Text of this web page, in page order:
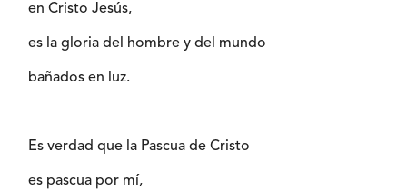
en Cristo Jesús,
es la gloria del hombre y del mundo
bañados en luz.
Es verdad que la Pascua de Cristo
es pascua por mí,